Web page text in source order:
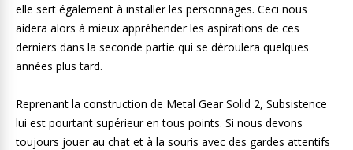
elle sert également à installer les personnages. Ceci nous
aidera alors à mieux appréhender les aspirations de ces
derniers dans la seconde partie qui se déroulera quelques
années plus tard.
Reprenant la construction de Metal Gear Solid 2, Subsistence
lui est pourtant supérieur en tous points. Si nous devons
toujours jouer au chat et à la souris avec des gardes attentifs